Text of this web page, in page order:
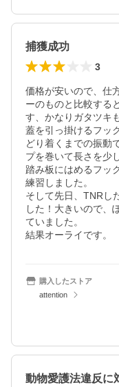
捕獲成功
3
価格が安いので、仕
ーのものと比較する
す、かなりガタツキ
蓋を引っ掛けるフッ
どり着くまでの振動
プを巻いて長さを少
踏み板にはめるフッ
練習しました。
そして先日、TNRし
した！大きいので、
ていました。
結果オーライです。
購入したストア
attention